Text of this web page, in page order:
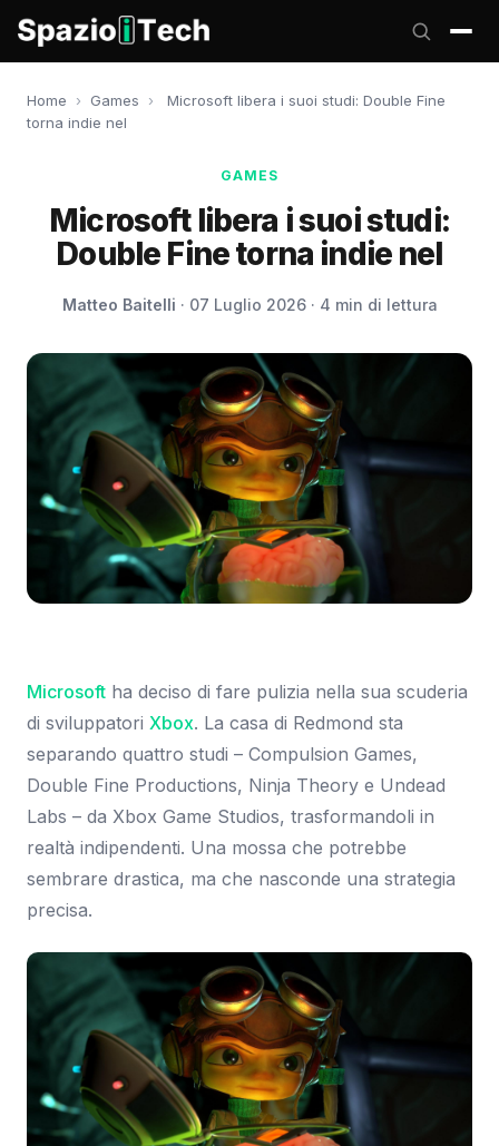
Home › Games ›
Microsoft libera i suoi studi: Double Fine
torna indie nel
GAMES
Microsoft libera i suoi studi:
Double Fine torna indie nel
Matteo Baitelli · 07 Luglio 2026 · 4 min di lettura
Microsoft ha deciso di fare pulizia nella sua scuderia
di sviluppatori Xbox. La casa di Redmond sta
separando quattro studi – Compulsion Games,
Double Fine Productions, Ninja Theory e Undead
Labs – da Xbox Game Studios, trasformandoli in
realtà indipendenti. Una mossa che potrebbe
sembrare drastica, ma che nasconde una strategia
precisa.